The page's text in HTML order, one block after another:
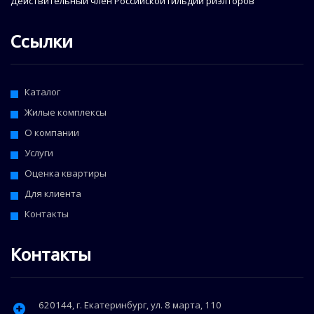
Ссылки
Каталог
Жилые комплексы
О компании
Услуги
Оценка квартиры
Для клиента
Контакты
Контакты
620144, г. Екатеринбург,ул. 8 марта, 110